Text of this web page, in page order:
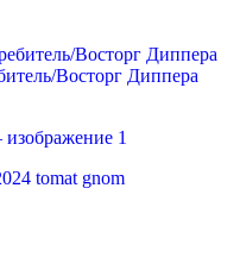
Восторг Диппера